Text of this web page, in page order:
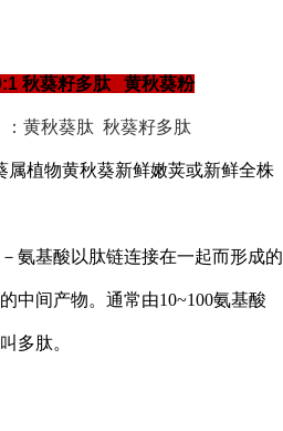
秋葵籽多肽 黄秋葵粉
：黄秋葵肽 秋葵籽多肽
属植物黄秋葵新鲜嫩荚或新鲜全株
氨基酸以肽链连接在一起而形成的
中间产物。通常由10~100氨基酸
多肽。